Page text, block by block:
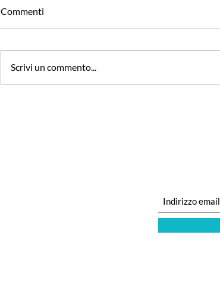
Commenti
Scrivi un commento...